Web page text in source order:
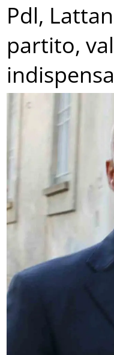
Pdl,
partito,